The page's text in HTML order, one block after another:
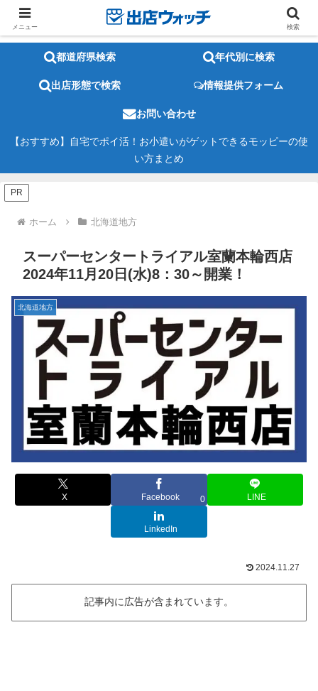
都道府県検索 年代別に検索
出店形態で検索 情報提供フォーム
お問い合わせ
【おすすめ】自宅でポイ活！お小遣いがゲットできるモッピーの使
い方まとめ
PR
ホーム 北海道地方
スーパーセンタートライアル室蘭本輪西店
2024年11月20日(水)8：30～開業！
北海道地方
X Facebook 0 LINE
LinkedIn
2024.11.27
記事内に広告が含まれています。
メニュー 検索